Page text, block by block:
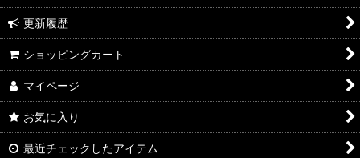
更新履歴
ショッピングカート
マイページ
お気に入り
最近チェックしたアイテム